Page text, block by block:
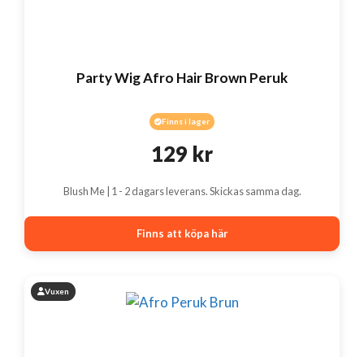
Party Wig Afro Hair Brown Peruk
Finns i lager
129 kr
Blush Me | 1 - 2 dagars leverans. Skickas samma dag.
Finns att köpa här
Vuxen